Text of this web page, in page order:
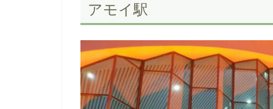
アモイ駅